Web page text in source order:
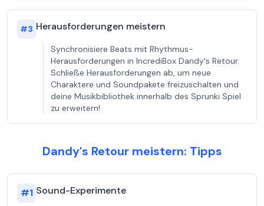
#3 Herausforderungen meistern
Synchronisiere Beats mit Rhythmus-
Herausforderungen in IncrediBox Dandy's Retour.
Schließe Herausforderungen ab, um neue
Charaktere und Soundpakete freizuschalten und
deine Musikbibliothek innerhalb des Sprunki Spiel
zu erweitern!
Dandy's Retour meistern: Tipps
#1 Sound-Experimente